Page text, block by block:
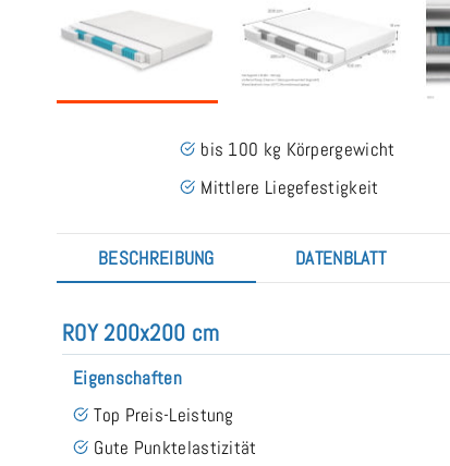
bis 100 kg Körpergewicht
Mittlere Liegefestigkeit
BESCHREIBUNG DATENBLATT
ROY 200x200 cm
Eigenschaften
Top Preis-Leistung
Gute Punktelastizität